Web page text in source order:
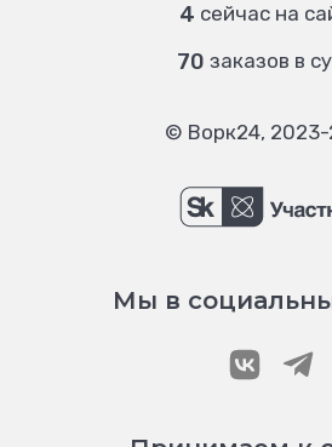
4 сейчас на
70 заказов в
© Ворк24,
Мы в